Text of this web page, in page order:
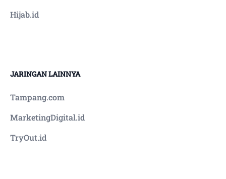
Hijab.id
JARINGAN LAINNYA
Tampang.com
MarketingDigital.id
TryOut.id